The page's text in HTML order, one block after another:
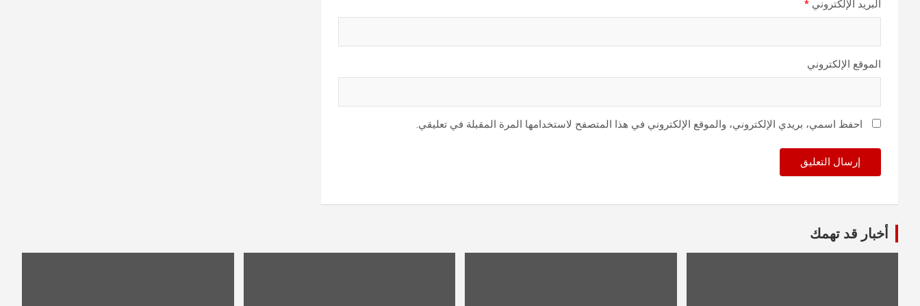
البريد الإلكتروني *
الموقع الإلكتروني
احفظ اسمي، بريدي الإلكتروني، والموقع الإلكتروني في هذا المتصفح لاستخدامها المرة المقبلة في تعليقي.
أخبار قد تهمك